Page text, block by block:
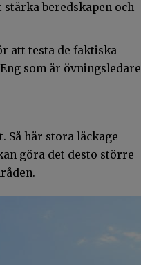
beredskapen och
att testa de faktiska
som är övningsledare
Så här stora läckage
göra det desto större